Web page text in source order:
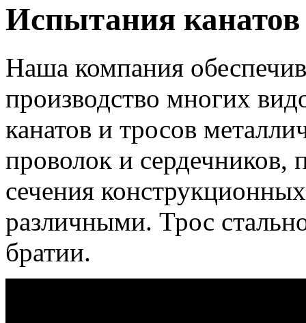
Испытания
Наша компания
производство многих
канатов и тросов
проволок и сердечников,
сечения
различными. Трос
братии.